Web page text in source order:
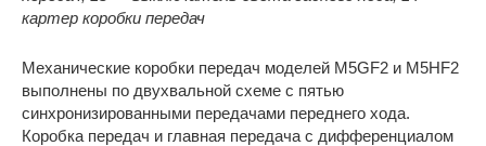
картер коробки передач
Механические коробки передач моделей M5GF2 и M5HF2
выполнены по двухвальной схеме с пятью
синхронизированными передачами переднего хода.
Коробка передач и главная передача с дифференциалом